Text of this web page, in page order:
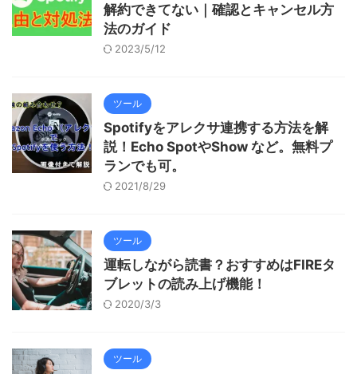
解約できてない｜確認とキャンセル方
法のガイド
2023/5/12
ツール
Spotifyをアレクサ連携する方法を解
説！Echo SpotやShow など。無料プ
ランでも可。
2021/8/29
ツール
運転しながら読書？おすすめはFIREタ
ブレットの読み上げ機能！
2020/3/3
ツール